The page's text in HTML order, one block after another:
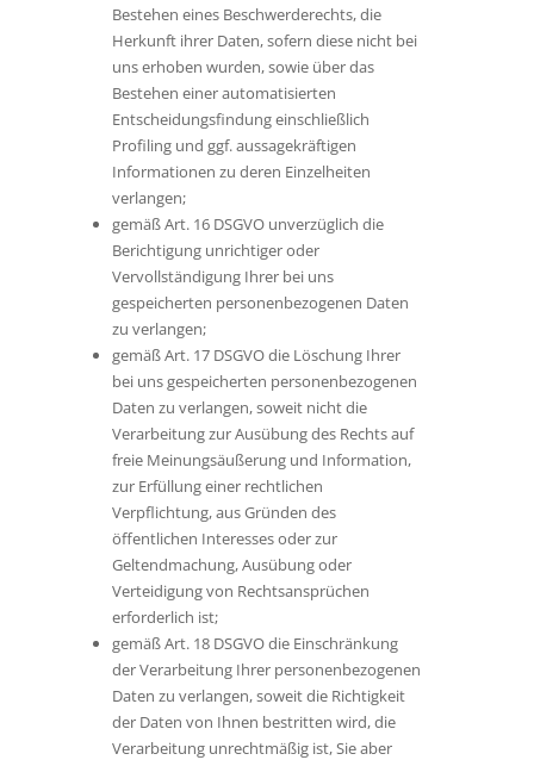
Bestehen eines Beschwerderechts, die
Herkunft ihrer Daten, sofern diese nicht bei
uns erhoben wurden, sowie über das
Bestehen einer automatisierten
Entscheidungsfindung einschließlich
Profiling und ggf. aussagekräftigen
Informationen zu deren Einzelheiten
verlangen;
gemäß Art. 16 DSGVO unverzüglich die
Berichtigung unrichtiger oder
Vervollständigung Ihrer bei uns
gespeicherten personenbezogenen Daten
zu verlangen;
gemäß Art. 17 DSGVO die Löschung Ihrer
bei uns gespeicherten personenbezogenen
Daten zu verlangen, soweit nicht die
Verarbeitung zur Ausübung des Rechts auf
freie Meinungsäußerung und Information,
zur Erfüllung einer rechtlichen
Verpflichtung, aus Gründen des
öffentlichen Interesses oder zur
Geltendmachung, Ausübung oder
Verteidigung von Rechtsansprüchen
erforderlich ist;
gemäß Art. 18 DSGVO die Einschränkung
der Verarbeitung Ihrer personenbezogenen
Daten zu verlangen, soweit die Richtigkeit
der Daten von Ihnen bestritten wird, die
Verarbeitung unrechtmäßig ist, Sie aber